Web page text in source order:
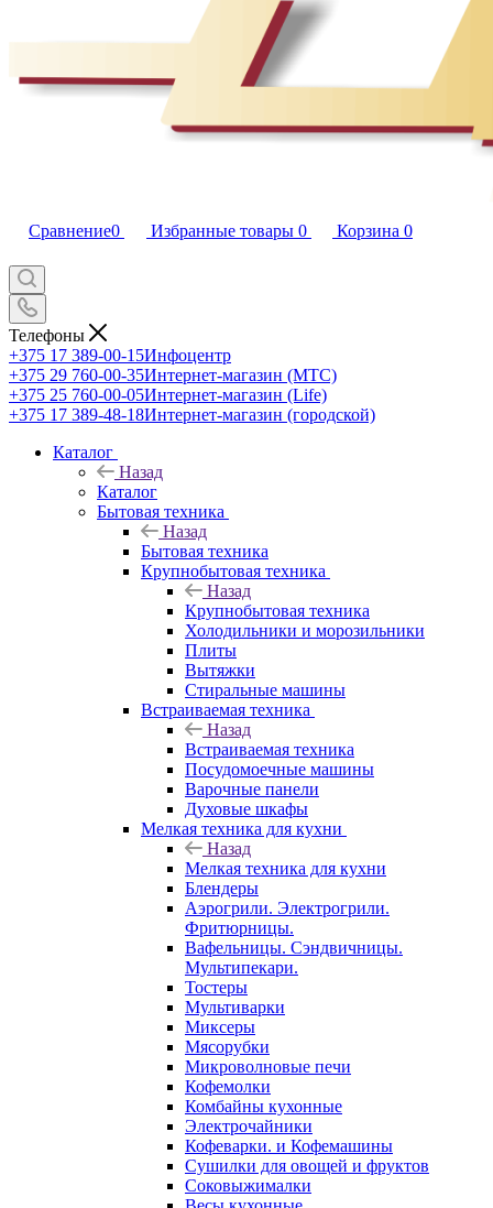
Сравнение0 Избранные товары 0 Корзина 0
Телефоны
+375 17 389-00-15Инфоцентр
+375 29 760-00-35Интернет-магазин (МТС)
+375 25 760-00-05Интернет-магазин (Life)
+375 17 389-48-18Интернет-магазин (городской)
Каталог
Назад
Каталог
Бытовая техника
Назад
Бытовая техника
Крупнобытовая техника
Назад
Крупнобытовая техника
Холодильники и морозильники
Плиты
Вытяжки
Стиральные машины
Встраиваемая техника
Назад
Встраиваемая техника
Посудомоечные машины
Варочные панели
Духовые шкафы
Мелкая техника для кухни
Назад
Мелкая техника для кухни
Блендеры
Аэрогрили. Электрогрили.
Фритюрницы.
Вафельницы. Сэндвичницы.
Мультипекари.
Тостеры
Мультиварки
Миксеры
Мясорубки
Микроволновые печи
Кофемолки
Комбайны кухонные
Электрочайники
Кофеварки. и Кофемашины
Сушилки для овощей и фруктов
Соковыжималки